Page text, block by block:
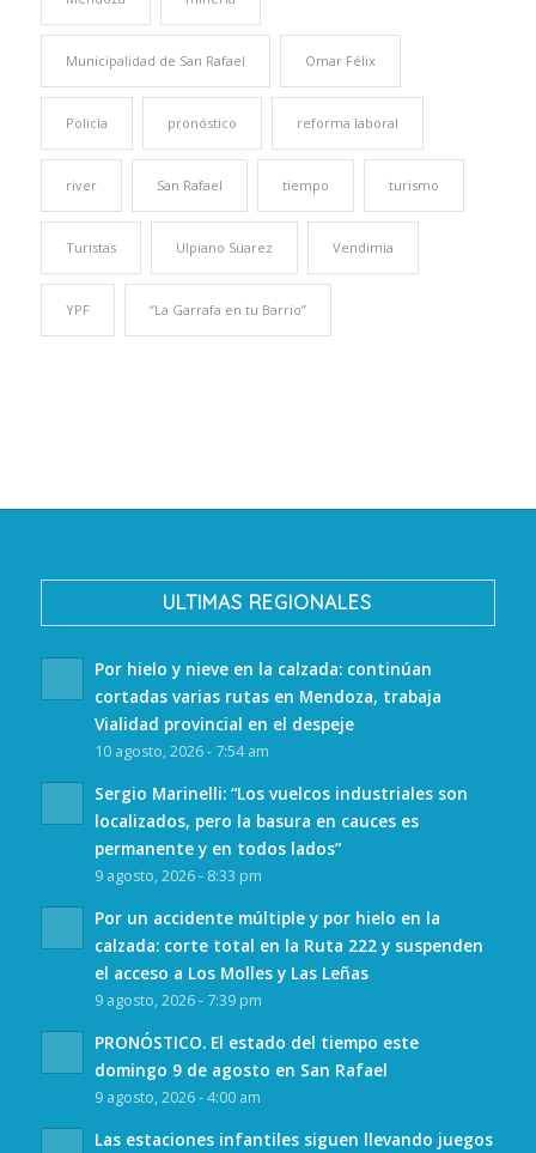
Municipalidad de San Rafael Omar Félix
Policía pronóstico reforma laboral
river San Rafael tiempo turismo
Turistas Ulpiano Suarez Vendimia
YPF “La Garrafa en tu Barrio”
ULTIMAS REGIONALES
Por hielo y nieve en la calzada: continúan
cortadas varias rutas en Mendoza, trabaja
Vialidad provincial en el despeje
10 agosto, 2026 - 7:54 am
Sergio Marinelli: “Los vuelcos industriales son
localizados, pero la basura en cauces es
permanente y en todos lados”
9 agosto, 2026 - 8:33 pm
Por un accidente múltiple y por hielo en la
calzada: corte total en la Ruta 222 y suspenden
el acceso a Los Molles y Las Leñas
9 agosto, 2026 - 7:39 pm
PRONÓSTICO. El estado del tiempo este
domingo 9 de agosto en San Rafael
9 agosto, 2026 - 4:00 am
Las estaciones infantiles siguen llevando juegos